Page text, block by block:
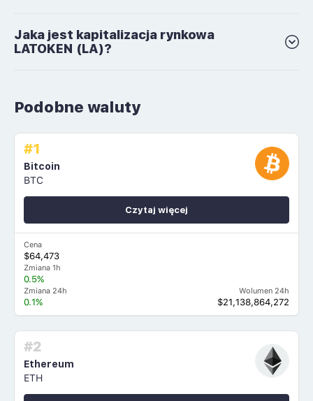
Jaka jest kapitalizacja rynkowa
LATOKEN (LA)?
Podobne waluty
#1
Bitcoin
BTC
Cena
$64,473
Zmiana 1h
0.5%
Zmiana 24h
0.1%
Wolumen 24h
$21,138,864,272
Czytaj więcej
#2
Ethereum
ETH